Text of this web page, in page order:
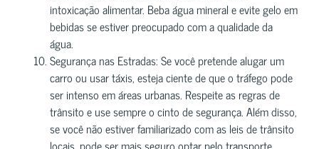
intoxicação alimentar. Beba água mineral e evite gelo em
bebidas se estiver preocupado com a qualidade da
água.
Segurança nas Estradas: Se você pretende alugar um
carro ou usar táxis, esteja ciente de que o tráfego pode
ser intenso em áreas urbanas. Respeite as regras de
trânsito e use sempre o cinto de segurança. Além disso,
se você não estiver familiarizado com as leis de trânsito
locais, pode ser mais seguro optar pelo transporte